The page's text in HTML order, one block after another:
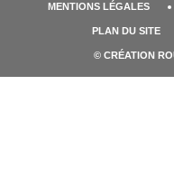
MENTIONS LÉGALES
PLAN DU SITE
© CRÉATION